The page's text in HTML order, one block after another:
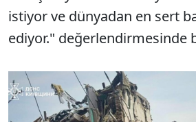
istiyor ve dünyadan en sert
ediyor." değerlendirmesinde